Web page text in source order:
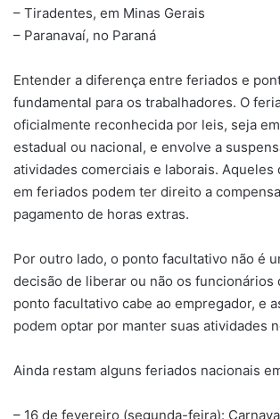
– Tiradentes, em Minas Gerais
– Paranavaí, no Paraná
Entender a diferença entre feriados e
fundamental para os trabalhadores. O
oficialmente reconhecida por leis, seja
estadual ou nacional, e envolve a
atividades comerciais e laborais. Aqueles
em feriados podem ter direito a
pagamento de horas extras.
Por outro lado, o ponto facultativo não é
decisão de liberar ou não os funcionários
ponto facultativo cabe ao empregador, e
podem optar por manter suas atividades
Ainda restam alguns feriados nacionais
– 16 de fevereiro (segunda-feira):